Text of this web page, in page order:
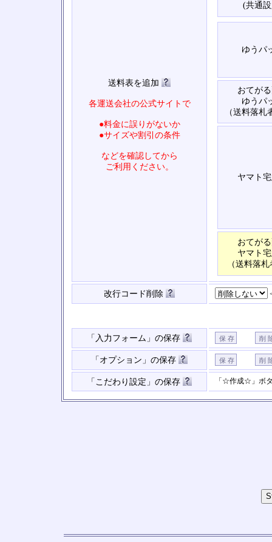
送料表を追加
各運送会社の公式サイトで
●料金に誤りがないか
●サイズや割引の条件
などを確認してから
ご利用ください。
(共通
ゆうパ
おてが
ゆうパ
（送料落札
ヤマト
おてが
ヤマト
（送料落
改行コード削除
「入力フォーム」の保存
「オプション」の保存
「こだわり設定」の保存 「☆作成☆」ボ